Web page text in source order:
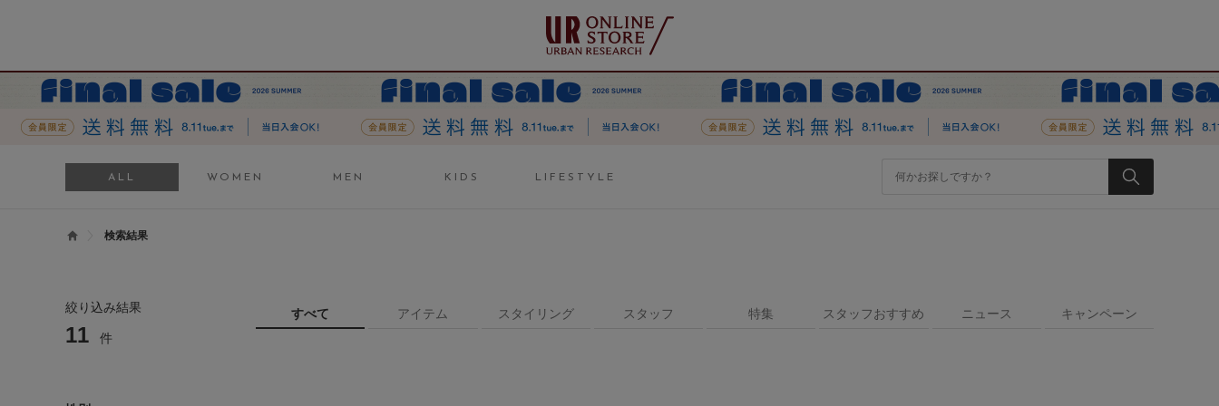
ALL WOMEN MEN KIDS LIFESTYLE
検索結果
絞り込み結果
11 件
すべて アイテム スタイリング スタッフ 特集 スタッフおすすめ ニュース キャンペーン